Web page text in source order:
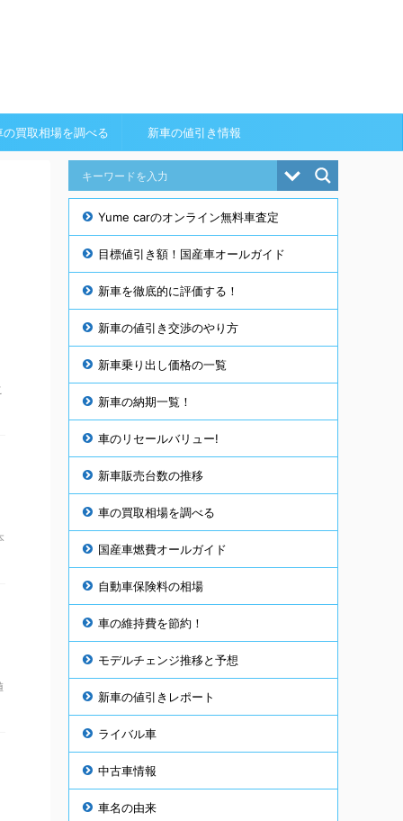
の買取相場を調べる 新車の値引き情報
Yume carのオンライン無料車査定
目標値引き額！国産車オールガイド
新車を徹底的に評価する！
新車の値引き交渉のやり方
新車乗り出し価格の一覧
新車の納期一覧！
車のリセールバリュー!
新車販売台数の推移
車の買取相場を調べる
国産車燃費オールガイド
自動車保険料の相場
車の維持費を節約！
モデルチェンジ推移と予想
新車の値引きレポート
ライバル車
中古車情報
車名の由来